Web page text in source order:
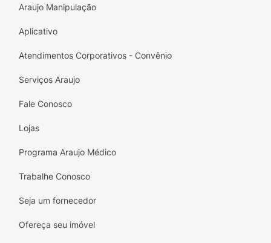
Araujo Manipulação
Aplicativo
Atendimentos Corporativos - Convênio
Serviços Araujo
Fale Conosco
Lojas
Programa Araujo Médico
Trabalhe Conosco
Seja um fornecedor
Ofereça seu imóvel